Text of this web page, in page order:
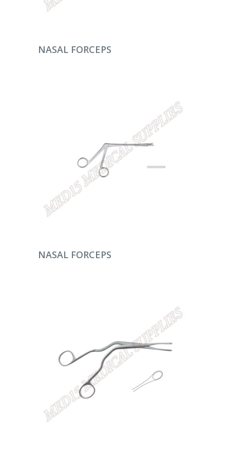
DEVAMINI OKU
NASAL FORCEPS
DEVAMINI OKU
NASAL FORCEPS